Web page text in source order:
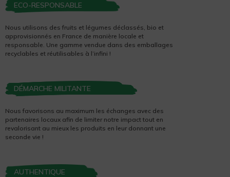
ECO-RESPONSABLE
Nous utilisons des fruits et légumes déclassés, bio et
approvisionnés en France de manière locale et
responsable. Une gamme vendue dans des emballages
recyclables et réutilisables à l’infini !
DÉMARCHE MILITANTE
Nous favorisons au maximum les échanges avec des
partenaires locaux afin de limiter notre impact tout en
revalorisant au mieux les produits en leur donnant une
seconde vie !
AUTHENTIQUE